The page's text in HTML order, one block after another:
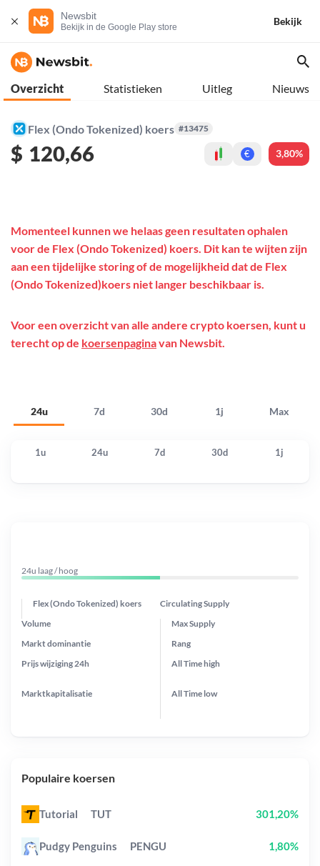
Newsbit
Bekijk in de Google Play store
Bekijk
Overzicht Statistieken Uitleg Nieuws
Flex (Ondo Tokenized) koers #13475
$ 120,66 € 3,80%
24u 7d 30d 1j Max
Momenteel kunnen we helaas geen resultaten ophalen
voor de Flex (Ondo Tokenized) koers. Dit kan te wijten zijn
aan een tijdelijke storing of de mogelijkheid dat de Flex
(Ondo Tokenized)koers niet langer beschikbaar is.
Voor een overzicht van alle andere crypto koersen, kunt u
terecht op de koersenpaginavan Newsbit.
1u 24u 7d 30d 1j
24u laag / hoog
Flex (Ondo Tokenized) koers Circulating Supply
Prijs wijziging 24h
Max Supply
Markt dominantie
Marktkapitalisatie
Volume
Rang
All Timehigh
All Time low
Populaire koersen
Tutorial TUT 301,20%
Pudgy Penguins PENGU 1,80%